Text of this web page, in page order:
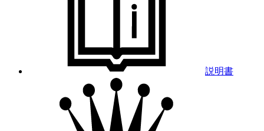
説明書